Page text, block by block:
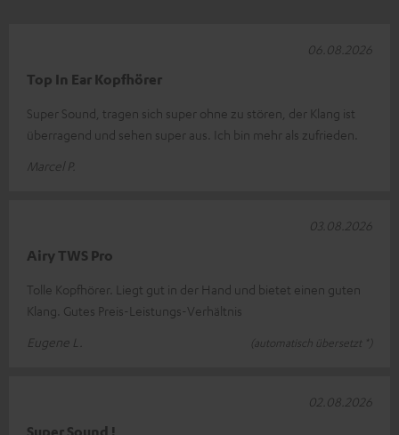
Top In Ear Kopfhörer
Super Sound, tragen sich super ohne zu stören, der Klang ist
überragend und sehen super aus. Ich bin mehr als zufrieden.
Marcel P.
06.08.2026
Airy TWS Pro
Tolle Kopfhörer. Liegt gut in der Hand und bietet einen guten
Klang. Gutes Preis-Leistungs-Verhältnis
Eugene L.
(automatisch übersetzt *)
03.08.2026
02.08.2026